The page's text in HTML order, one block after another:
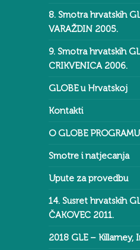
8. Smotra hrvatskih
VARAŽDIN 2005.
9. Smotra hrvatskih
CRIKVENICA 2006.
GLOBE u Hrvatskoj
Kontakti
O GLOBE PROGRAMU
Smotre i natjecanja
Upute za provedbu
14. Susret hrvatskih
ČAKOVEC 2011.
2018 GLE – Killarney,